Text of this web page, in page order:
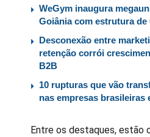
WeGym inaugura
Goiânia com estrutura de
Desconexão entre
retenção corrói
B2B
10 rupturas que vão
nas empresas brasileiras
Entre os destaques, estão